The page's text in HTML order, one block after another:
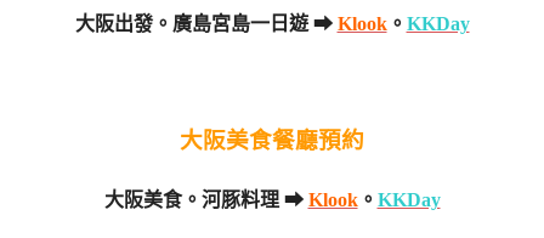
大阪出發。廣島宮島一日遊 ➡ Klook。 KKDay
大阪美食餐廳預約
大阪美食。河豚料理 ➡ Klook。 KKDay